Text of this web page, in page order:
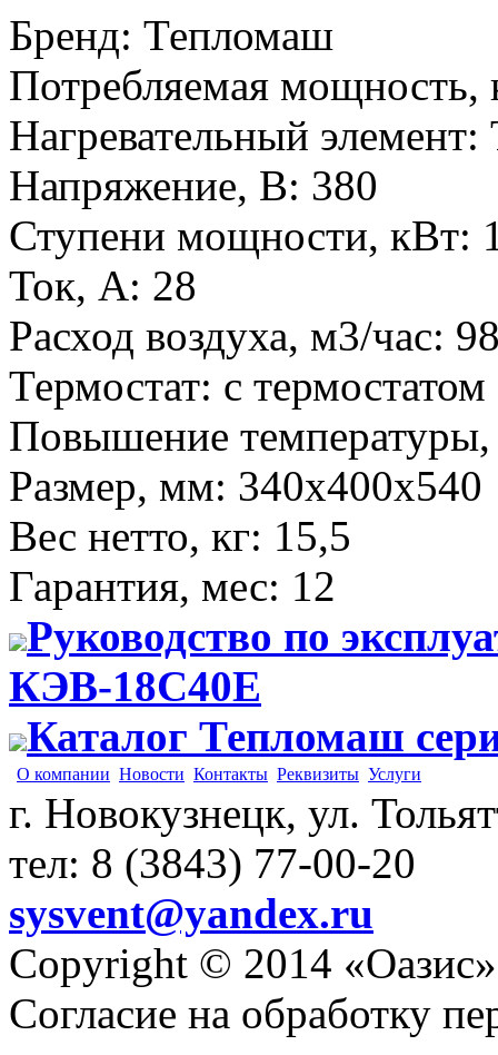
Бренд: Тепломаш
Потребляемая мощность,
Нагревательный элемент:
Напряжение, В: 380
Ступени мощности, кВт:
Ток, А: 28
Расход воздуха, м3/час:
Термостат: с термостатом
Повышение
Размер, мм: 340х400х540
Вес нетто, кг: 15,5
Гарантия, мес: 12
Руководство по
КЭВ-18С40Е
Каталог Тепломаш
О компании Новости Контакты Реквизиты Услуги
г. Новокузнецк, ул.
тел: 8 (3843) 77-00-20
sysvent@yandex.ru
Copyright © 2014 «Оазис»
Согласие на обработку